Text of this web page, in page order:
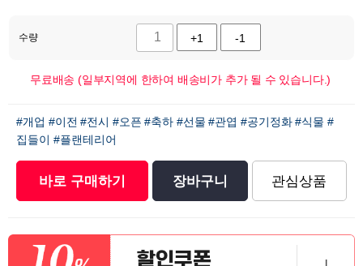
수량 +1 -1
무료배송 (일부지역에 한하여 배송비가 추가 될 수 있습니다.)
#개업 #이전 #전시 #오픈 #축하 #선물 #관엽 #공기정화 #식물 #
집들이 #플랜테리어
바로 구매하기 장바구니 관심상품